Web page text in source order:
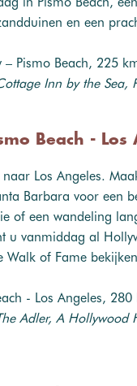
en een
– Pismo Beach, 225
Inn by the Sea,
Beach - Los
Los Angeles.
Barbara voor een
of een wandeling
u vanmiddag al
Walk of Fame
- Los Angeles, 280
Adler, A Hollywood